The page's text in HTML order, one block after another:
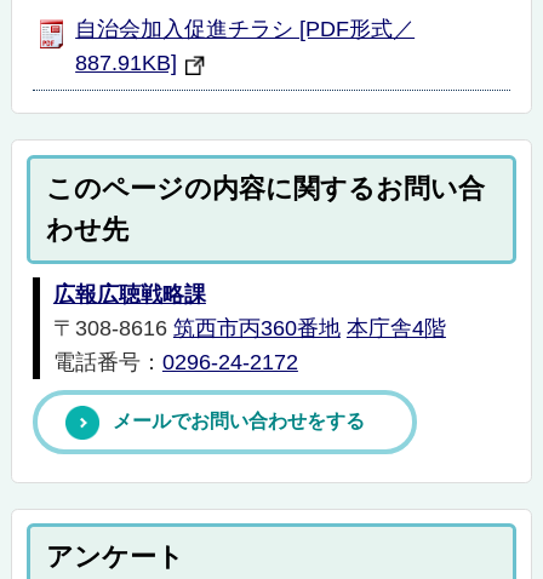
自治会加入促進チラシ [PDF形式／
887.91KB]
このページの内容に関するお問い合
わせ先
広報広聴戦略課
〒308-8616 筑西市丙360番地 本庁舎4階
電話番号： 0296-24-2172
メールでお問い合わせをする
アンケート